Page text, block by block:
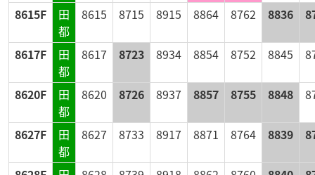
8615F
田
都
8615 8715 8915 8864 8762 8836
8617F
田
都
8617 8723 8934 8854 8752 8845
8620F
田
都
8620 8726 8937 8857 8755 8848
8627F
田
都
8627 8733 8917 8871 8764 8839